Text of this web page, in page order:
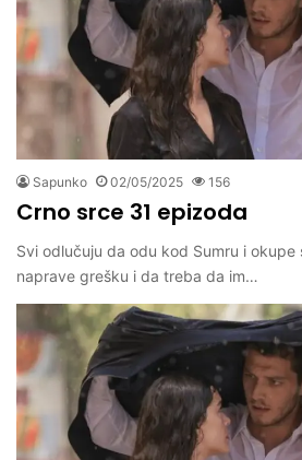
Sapunko 02/05/2025 156
Crno srce 31 epizoda
Svi odlučuju da odu kod Sumru i
naprave grešku i da treba da im…